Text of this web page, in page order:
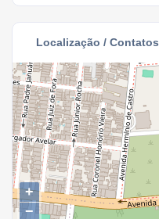
Localização / Contatos
+
−